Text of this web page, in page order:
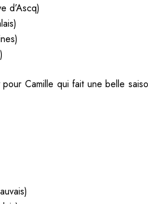
d’Ascq)
Camille qui fait une belle